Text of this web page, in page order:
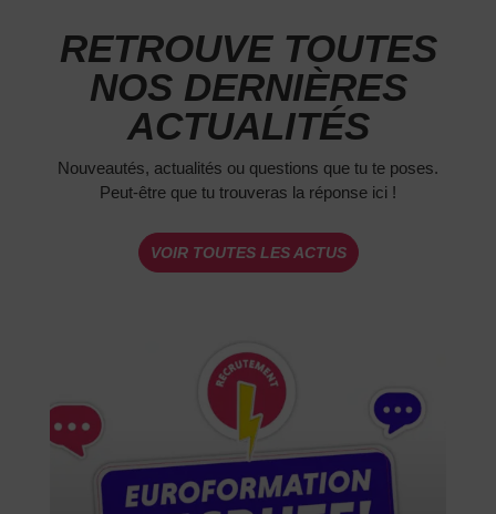
RETROUVE TOUTES
NOS DERNIÈRES
ACTUALITÉS
Nouveautés, actualités ou questions que tu te poses.
Peut-être que tu trouveras la réponse ici !
VOIR TOUTES LES ACTUS